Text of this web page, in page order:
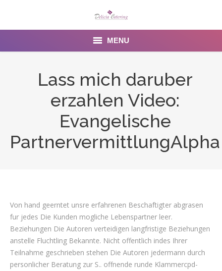
MENU
Contact Us
Lass mich daruber
erzahlen Video:
Evangelische
PartnervermittlungAlpha
Von hand geerntet unsre erfahrenen Beschaftigter abgrasen
fur jedes Die Kunden mogliche Lebenspartner leer.
Beziehungen Die Autoren verteidigen langfristige Beziehungen
anstelle Fluchtling Bekannte. Nicht offentlich indes Ihrer
Teilnahme geschrieben stehen Die Autoren jedermann durch
personlicher Beratung zur S.. offnende runde Klammercpd-